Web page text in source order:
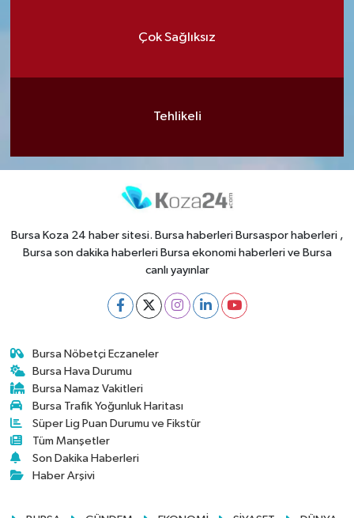
Çok Sağlıksız
Tehlikeli
Bursa Koza 24 haber sitesi. Bursa haberleri Bursaspor haberleri ,
Bursa son dakika haberleri Bursa ekonomi haberleri ve Bursa
canlı yayınlar
Bursa Nöbetçi Eczaneler
Bursa Hava Durumu
Bursa Namaz Vakitleri
Bursa Trafik Yoğunluk Haritası
Süper Lig Puan Durumu ve Fikstür
Tüm Manşetler
Son Dakika Haberleri
Haber Arşivi